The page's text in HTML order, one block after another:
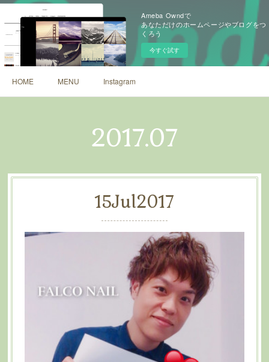
Ameba Owndで
あなただけのホームページやブログをつ
くろう
今すぐ試す
HOME MENU Instagram
2017.07
15Jul2017